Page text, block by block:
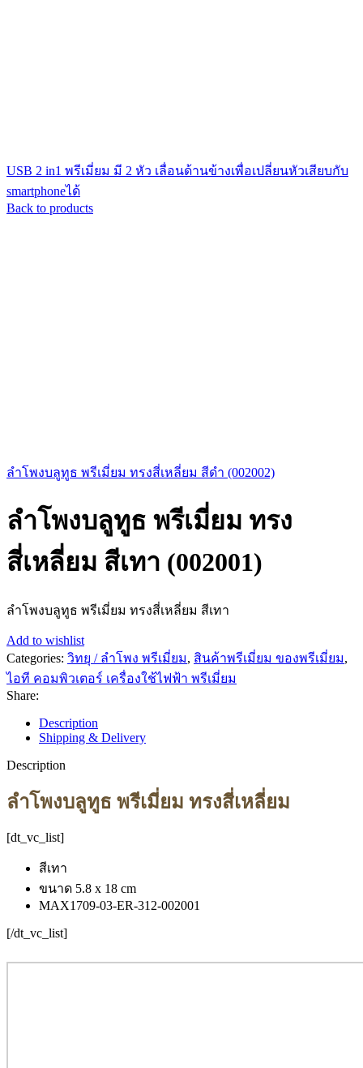
USB 2 in1 พรีเมี่ยม มี 2 หัว เลื่อนด้านข้างเพื่อเปลี่ยนหัวเสียบกับ
smartphoneได้
Back to products
ลำโพงบลูทูธ พรีเมี่ยม ทรงสี่เหลี่ยม สีดำ (002002)
ลำโพงบลูทูธ พรีเมี่ยม ทรง
สี่เหลี่ยม สีเทา (002001)
ลำโพงบลูทูธ พรีเมี่ยม ทรงสี่เหลี่ยม สีเทา
Add to wishlist
Categories: วิทยุ / ลำโพง พรีเมี่ยม, สินค้าพรีเมี่ยม ของพรีเมี่ยม,
ไอที คอมพิวเตอร์ เครื่องใช้ไฟฟ้า พรีเมี่ยม
Share:
Description
Shipping & Delivery
Description
ลำโพงบลูทูธ พรีเมี่ยม ทรงสี่เหลี่ยม
[dt_vc_list]
สีเทา
ขนาด 5.8 x 18 cm
MAX1709-03-ER-312-002001
[/dt_vc_list]